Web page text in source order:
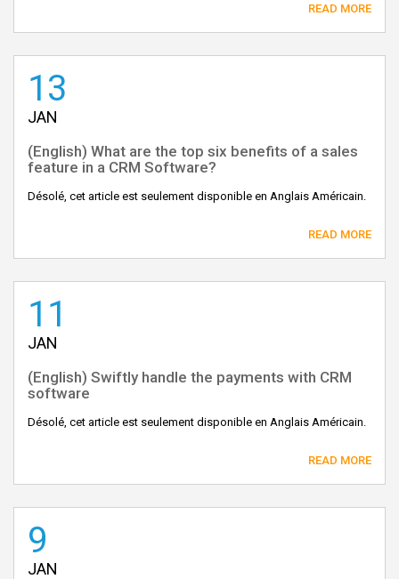
READ MORE
13
JAN
(English) What are the top six benefits of a sales
feature in a CRM Software?
Désolé, cet article est seulement disponible en Anglais Américain.
READ MORE
11
JAN
(English) Swiftly handle the payments with CRM
software
Désolé, cet article est seulement disponible en Anglais Américain.
READ MORE
9
JAN